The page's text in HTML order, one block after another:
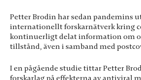
Petter Brodin har sedan pandemins
internationellt forskarnätverk kring
kontinuerligt delat information om
tillstånd, även i samband med
I en pågående studie tittar Petter
forskarlag på effekterna av antiviral